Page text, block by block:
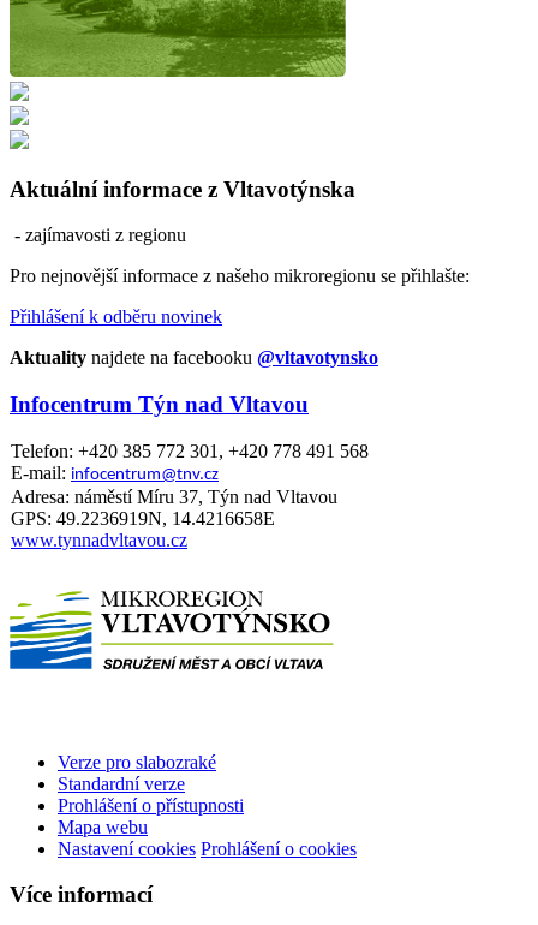
Aktuální informace z Vltavotýnska
- zajímavosti z regionu
Pro nejnovější informace z našeho mikroregionu se přihlašte:
Přihlášení k odběru novinek
Aktuality najdete na facebooku @vltavotynsko
Infocentrum Týn nad Vltavou
Telefon: +420 385 772 301, +420 778 491 568
E-mail: infocentrum@tnv.cz
Adresa: náměstí Míru 37, Týn nad Vltavou
GPS: 49.2236919N, 14.4216658E
www.tynnadvltavou.cz
Verze pro slabozraké
Standardní verze
Prohlášení o přístupnosti
Mapa webu
Nastavení cookies Prohlášení o cookies
Více informací